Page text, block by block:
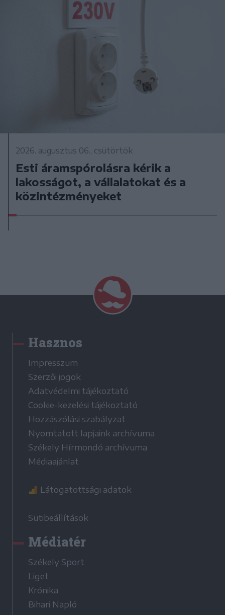
2026. augusztus 06., csütörtök
Esti áramspórolásra kérik a
lakosságot, a vállalatokat és a
közintézményeket
Hasznos
Impresszum
Szerzői jogok
Adatvédelmi tájékoztató
Cookie-kezelési tájékoztató
Hozzászólási szabályzat
Nyomtatott lapjaink archívuma
Székely Hírmondó archívuma
Médiaajánlat
Látogatottsági adatok
Sütibeállítások
Médiatér
Székely Sport
Liget
Krónika
Bihari Napló